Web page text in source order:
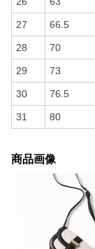
27 66.5
28 70
29 73
30 76.5
31 80
商品画像